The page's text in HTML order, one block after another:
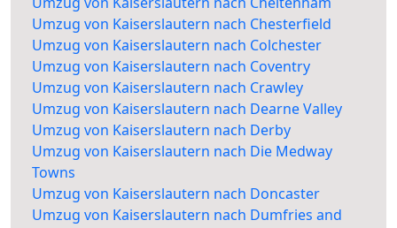
Umzug von Kaiserslautern nach Chesterfield
Umzug von Kaiserslautern nach Colchester
Umzug von Kaiserslautern nach Coventry
Umzug von Kaiserslautern nach Crawley
Umzug von Kaiserslautern nach Dearne Valley
Umzug von Kaiserslautern nach Derby
Umzug von Kaiserslautern nach Die Medway
Towns
Umzug von Kaiserslautern nach Doncaster
Umzug von Kaiserslautern nach Dumfries and